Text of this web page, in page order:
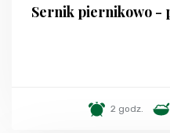
Sernik piernikowo -
2 godz.